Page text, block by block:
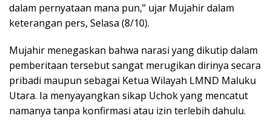
dalam pernyataan mana pun,” ujar Mujahir dalam
keterangan pers, Selasa (8/10).
Mujahir menegaskan bahwa narasi yang dikutip dalam
pemberitaan tersebut sangat merugikan dirinya secara
pribadi maupun sebagai Ketua Wilayah LMND Maluku
Utara. Ia menyayangkan sikap Uchok yang mencatut
namanya tanpa konfirmasi atau izin terlebih dahulu.